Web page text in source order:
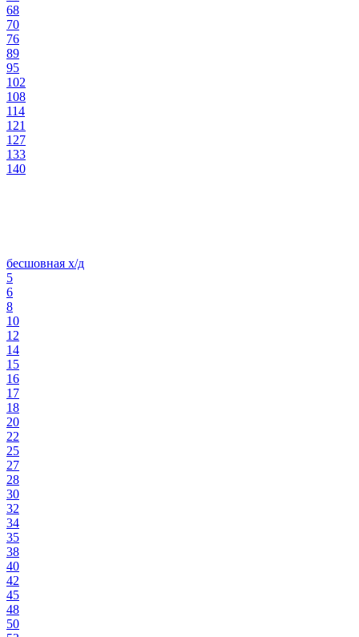
68
70
76
89
95
102
108
114
121
127
133
140
бесшовная х/д
5
6
8
10
12
14
15
16
17
18
20
22
25
27
28
30
32
34
35
38
40
42
45
48
50